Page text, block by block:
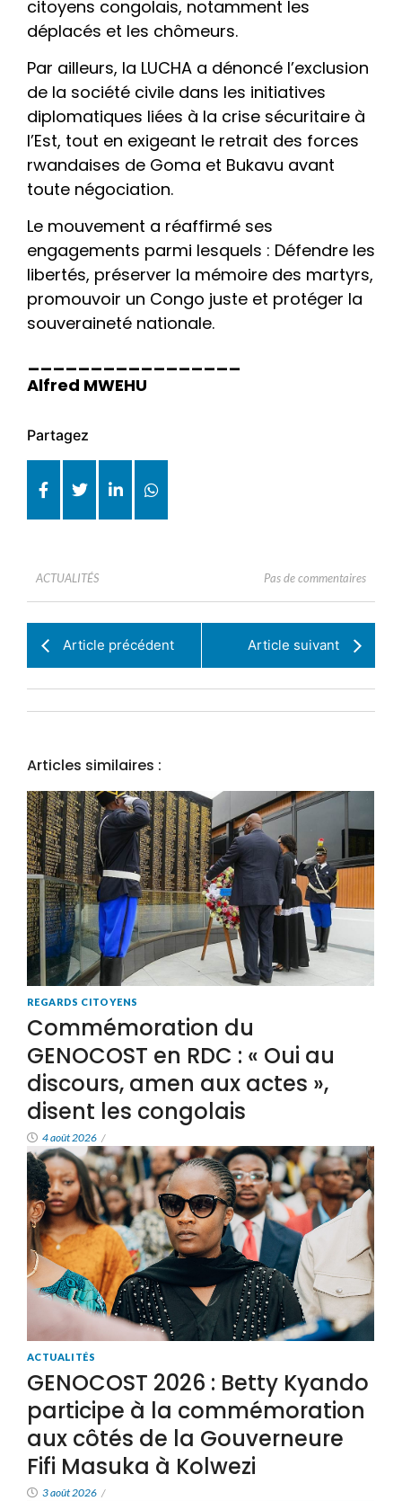
citoyens congolais, notamment les
déplacés et les chômeurs.
Par ailleurs, la LUCHA a dénoncé l’exclusion
de la société civile dans les initiatives
diplomatiques liées à la crise sécuritaire à
l’Est, tout en exigeant le retrait des forces
rwandaises de Goma et Bukavu avant
toute négociation.
Le mouvement a réaffirmé ses
engagements parmi lesquels : Défendre les
libertés, préserver la mémoire des martyrs,
promouvoir un Congo juste et protéger la
souveraineté nationale.
Alfred MWEHU
Partagez
ACTUALITÉS Pas de commentaires
Article précédent Article suivant
Articles similaires :
REGARDS CITOYENS
Commémoration du
GENOCOST en RDC : « Oui au
discours, amen aux actes »,
disent les congolais
4 août 2026 /
ACTUALITÉS
GENOCOST 2026 : Betty Kyando
participe à la commémoration
aux côtés de la Gouverneure
Fifi Masuka à Kolwezi
3 août 2026 /